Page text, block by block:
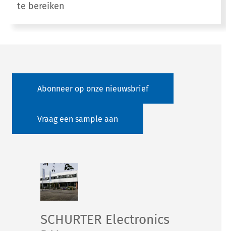
te bereiken
Abonneer op onze nieuwsbrief
Vraag een sample aan
SCHURTER Electronics